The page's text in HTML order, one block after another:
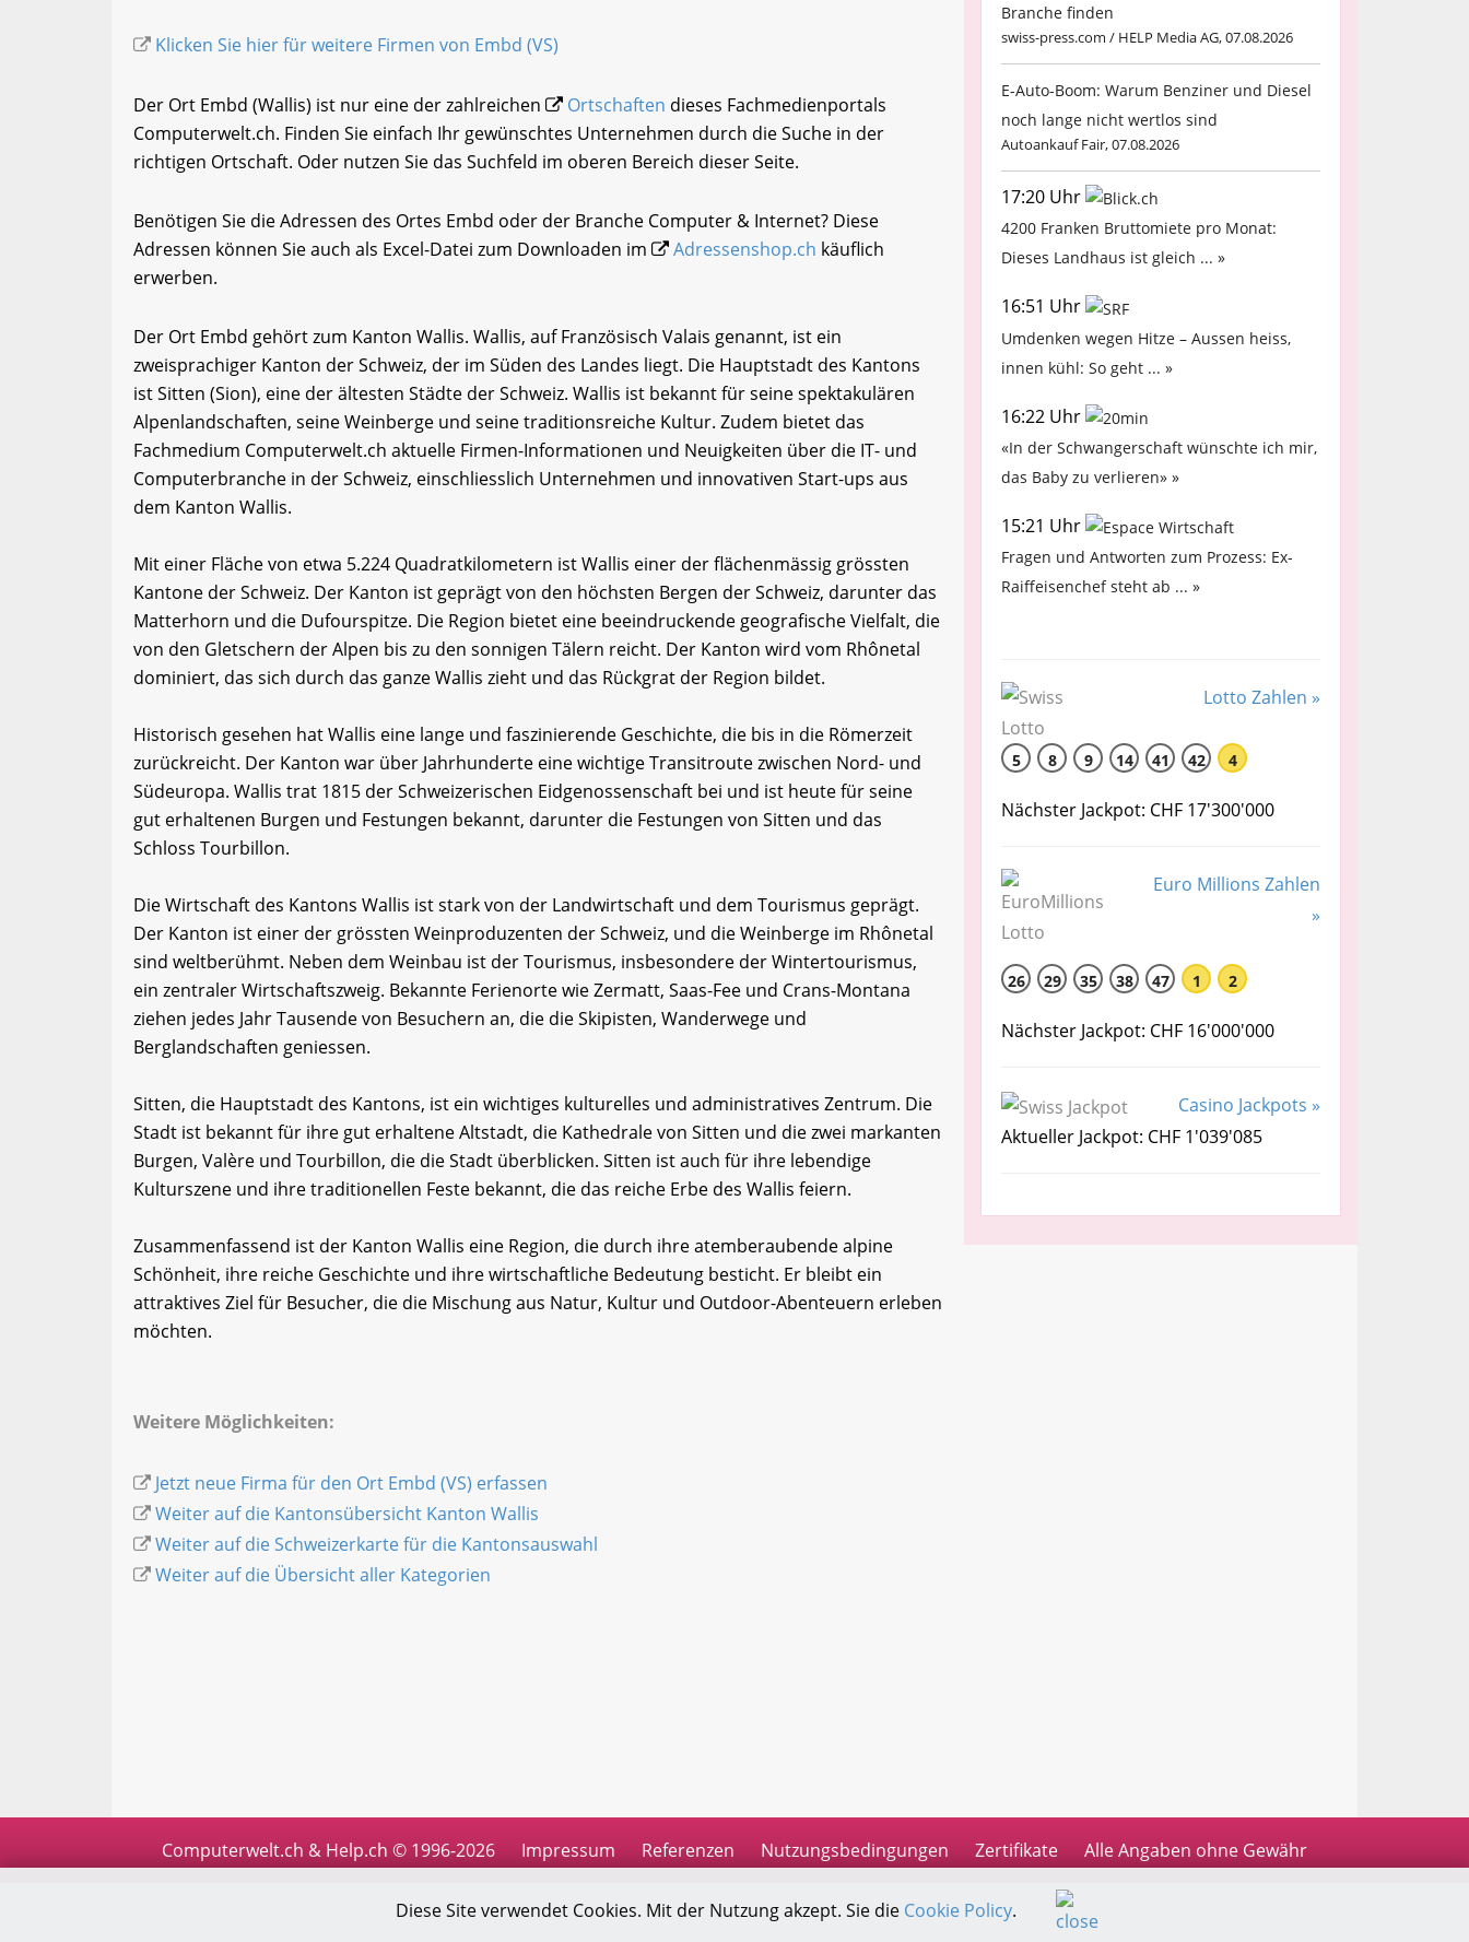
Klicken Sie hier für weitere Firmen von Embd (VS)
Der Ort Embd (Wallis) ist nur eine der zahlreichen Ortschaften dieses Fachmedienportals
Computerwelt.ch. Finden Sie einfach Ihr gewünschtes Unternehmen durch die Suche in der
richtigen Ortschaft. Oder nutzen Sie das Suchfeld im oberen Bereich dieser Seite.
Benötigen Sie die Adressen des Ortes Embd oder der Branche Computer & Internet? Diese
Adressen können Sie auch als Excel-Datei zum Downloaden im
Adressenshop.ch käuflich
erwerben.
Der Ort Embd gehört zum Kanton Wallis. Wallis, auf Französisch Valais genannt, ist ein
zweisprachiger Kanton der Schweiz, der im Süden des Landes liegt. Die Hauptstadt des Kantons
ist Sitten (Sion), eine der ältesten Städte der Schweiz. Wallis ist bekannt für seine spektakulären
Alpenlandschaften, seine Weinberge und seine traditionsreiche Kultur. Zudem bietet das
Fachmedium Computerwelt.ch aktuelle Firmen-Informationen und Neuigkeiten über die IT- und
Computerbranche in der Schweiz, einschliesslich Unternehmen und innovativen Start-ups aus
dem Kanton Wallis.
Mit einer Fläche von etwa 5.224 Quadratkilometern ist Wallis einer der flächenmässig grössten
Kantone der Schweiz. Der Kanton ist geprägt von den höchsten Bergen der Schweiz, darunter das
Matterhorn und die Dufourspitze. Die Region bietet eine beeindruckende geografische Vielfalt, die
von den Gletschern der Alpen bis zu den sonnigen Tälern reicht. Der Kanton wird vom Rhônetal
dominiert, das sich durch das ganze Wallis zieht und das Rückgrat der Region bildet.
Historisch gesehen hat Wallis eine lange und faszinierende Geschichte, die bis in die Römerzeit
zurückreicht. Der Kanton war über Jahrhunderte eine wichtige Transitroute zwischen Nord- und
Südeuropa. Wallis trat 1815 der Schweizerischen Eidgenossenschaft bei und ist heute für seine
gut erhaltenen Burgen und Festungen bekannt, darunter die Festungen von Sitten und das
Schloss Tourbillon.
Die Wirtschaft des Kantons Wallis ist stark von der Landwirtschaft und dem Tourismus geprägt.
Der Kanton ist einer der grössten Weinproduzenten der Schweiz, und die Weinberge im Rhônetal
sind weltberühmt. Neben dem Weinbau ist der Tourismus, insbesondere der Wintertourismus,
ein zentraler Wirtschaftszweig. Bekannte Ferienorte wie Zermatt, Saas-Fee und Crans-Montana
ziehen jedes Jahr Tausende von Besuchern an, die die Skipisten, Wanderwege und
Berglandschaften geniessen.
Sitten, die Hauptstadt des Kantons, ist ein wichtiges kulturelles und administratives Zentrum. Die
Stadt ist bekannt für ihre gut erhaltene Altstadt, die Kathedrale von Sitten und die zwei markanten
Burgen, Valère und Tourbillon, die die Stadt überblicken. Sitten ist auch für ihre lebendige
Kulturszene und ihre traditionellen Feste bekannt, die das reiche Erbe des Wallis feiern.
Zusammenfassend ist der Kanton Wallis eine Region, die durch ihre atemberaubende alpine
Schönheit, ihre reiche Geschichte und ihre wirtschaftliche Bedeutung besticht. Er bleibt ein
attraktives Ziel für Besucher, die die Mischung aus Natur, Kultur und Outdoor-Abenteuern erleben
möchten.
Weitere Möglichkeiten:
Jetzt neue Firma für den Ort Embd (VS) erfassen
Weiter auf die Kantonsübersicht Kanton Wallis
Weiter auf die Schweizerkarte für die Kantonsauswahl
Weiter auf die Übersicht aller Kategorien
Branche finden
swiss-press.com / HELP Media AG, 07.08.2026
E-Auto-Boom: Warum Benziner und Diesel
noch lange nicht wertlos sind
Autoankauf Fair, 07.08.2026
17:20 Uhr
4200 Franken Bruttomiete pro Monat:
Dieses Landhaus ist gleich ... »
16:51 Uhr
Umdenken wegen Hitze – Aussen heiss,
innen kühl: So geht ... »
16:22 Uhr
«In der Schwangerschaft wünschte ich mir,
das Baby zu verlieren» »
15:21 Uhr
Fragen und Antworten zum Prozess: Ex-
Raiffeisenchef steht ab ... »
Lotto Zahlen »
5 8 9 14 41 42 4
Nächster Jackpot: CHF 17'300'000
Euro Millions Zahlen
»
26 29 35 38 47 1 2
Nächster Jackpot: CHF 16'000'000
Casino Jackpots »
Aktueller Jackpot: CHF 1'039'085
Computerwelt.ch & Help.ch © 1996-2026 Impressum Referenzen Nutzungsbedingungen Zertifikate Alle Angaben ohne Gewähr
Diese Site verwendet Cookies. Mit der Nutzung akzept. Sie die Cookie Policy.